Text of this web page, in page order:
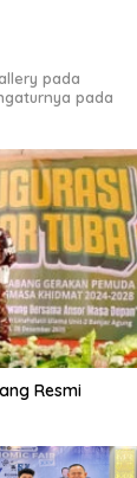
pada
pada
Resmi